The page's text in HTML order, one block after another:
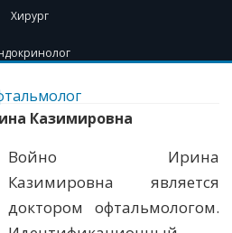
Хирург
Перейти
содержимому
Казимировна
Войно Ирина
Казимировна является
доктором офтальмологом.